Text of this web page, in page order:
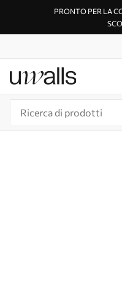
PRONTO PER LA